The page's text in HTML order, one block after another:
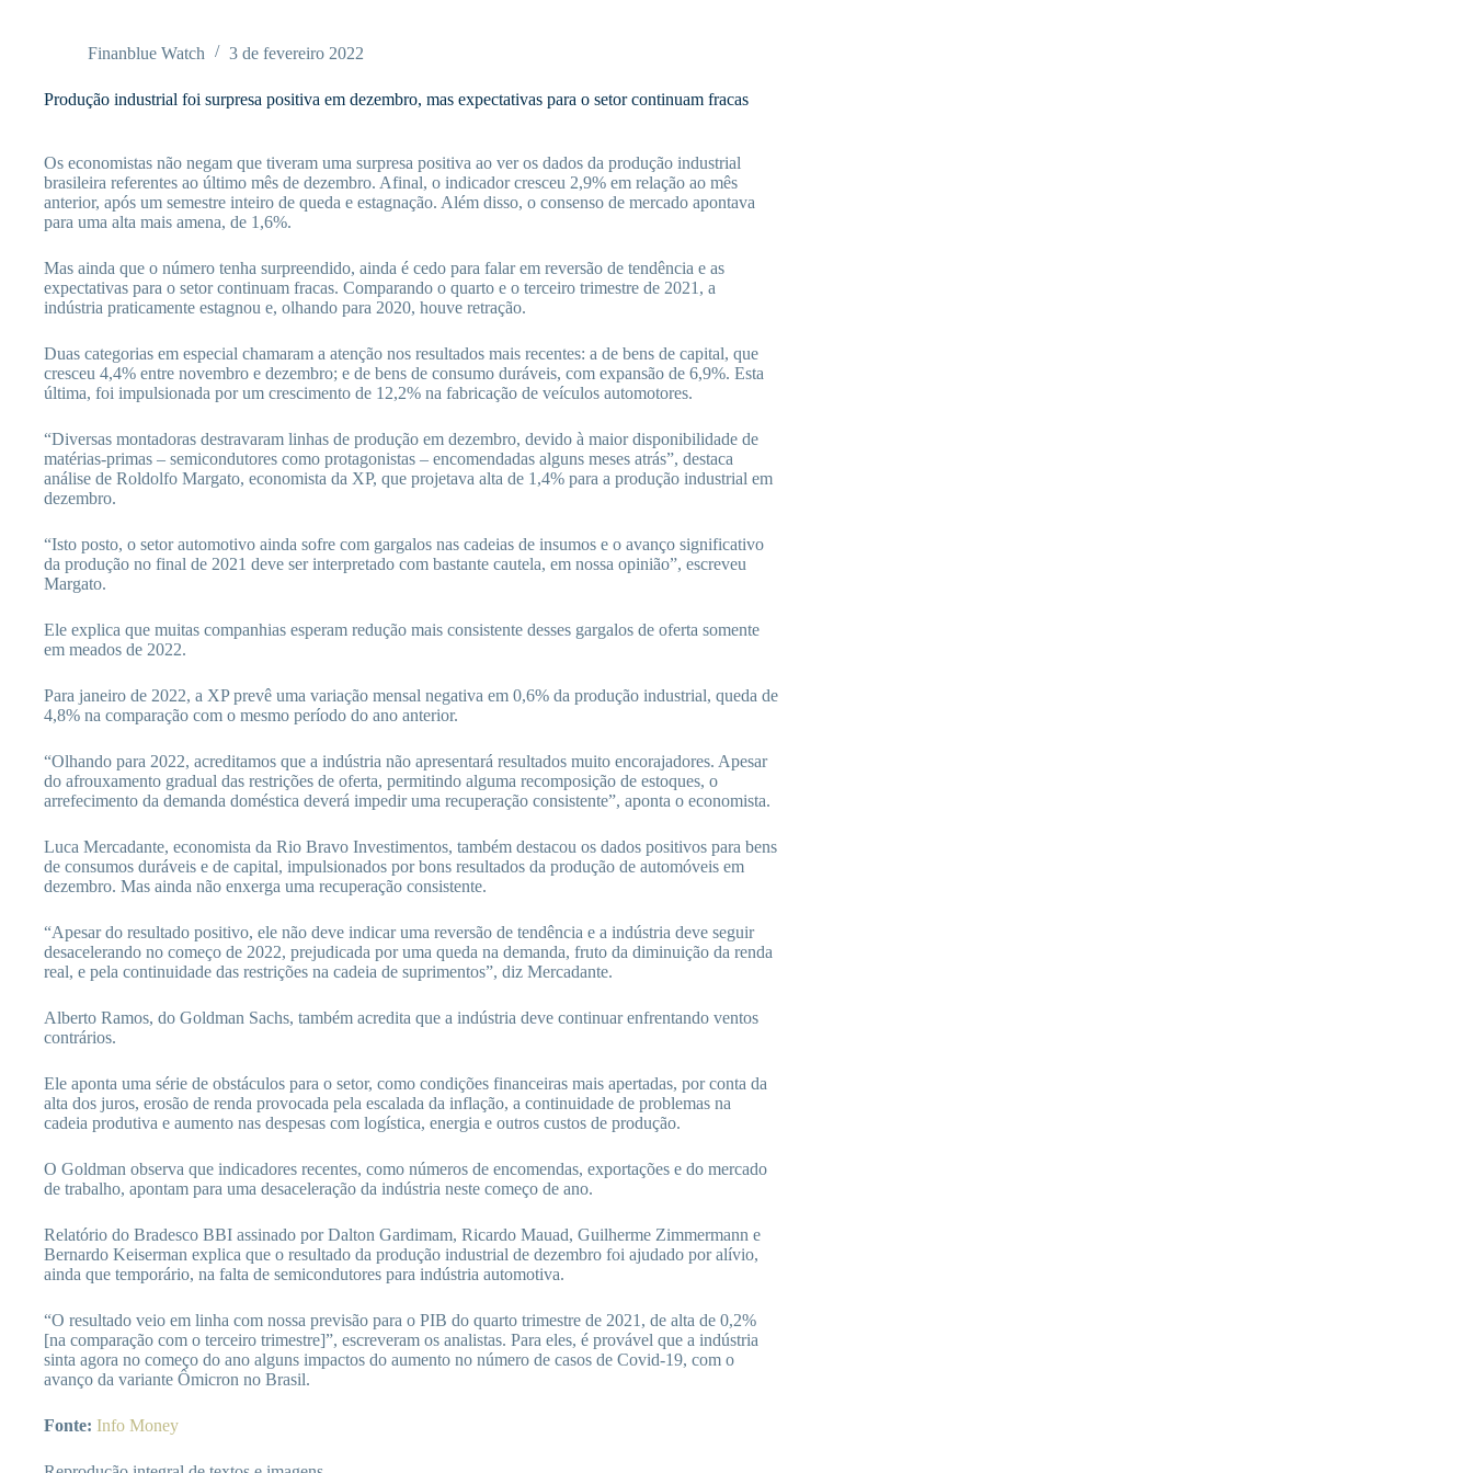
Finanblue Watch 3 de fevereiro 2022
Produção industrial foi surpresa positiva em dezembro, mas expectativas para o setor continuam fracas
Os economistas não negam que tiveram uma surpresa positiva ao ver os dados da produção industrial
brasileira referentes ao último mês de dezembro. Afinal, o indicador cresceu 2,9% em relação ao mês
anterior, após um semestre inteiro de queda e estagnação. Além disso, o consenso de mercado apontava
para uma alta mais amena, de 1,6%.
Mas ainda que o número tenha surpreendido, ainda é cedo para falar em reversão de tendência e as
expectativas para o setor continuam fracas. Comparando o quarto e o terceiro trimestre de 2021, a
indústria praticamente estagnou e, olhando para 2020, houve retração.
Duas categorias em especial chamaram a atenção nos resultados mais recentes: a de bens de capital, que
cresceu 4,4% entre novembro e dezembro; e de bens de consumo duráveis, com expansão de 6,9%. Esta
última, foi impulsionada por um crescimento de 12,2% na fabricação de veículos automotores.
“Diversas montadoras destravaram linhas de produção em dezembro, devido à maior disponibilidade de
matérias-primas – semicondutores como protagonistas – encomendadas alguns meses atrás”, destaca
análise de Roldolfo Margato, economista da XP, que projetava alta de 1,4% para a produção industrial em
dezembro.
“Isto posto, o setor automotivo ainda sofre com gargalos nas cadeias de insumos e o avanço significativo
da produção no final de 2021 deve ser interpretado com bastante cautela, em nossa opinião”, escreveu
Margato.
Ele explica que muitas companhias esperam redução mais consistente desses gargalos de oferta somente
em meados de 2022.
Para janeiro de 2022, a XP prevê uma variação mensal negativa em 0,6% da produção industrial, queda de
4,8% na comparação com o mesmo período do ano anterior.
“Olhando para 2022, acreditamos que a indústria não apresentará resultados muito encorajadores. Apesar
do afrouxamento gradual das restrições de oferta, permitindo alguma recomposição de estoques, o
arrefecimento da demanda doméstica deverá impedir uma recuperação consistente”, aponta o economista.
Luca Mercadante, economista da Rio Bravo Investimentos, também destacou os dados positivos para bens
de consumos duráveis e de capital, impulsionados por bons resultados da produção de automóveis em
dezembro. Mas ainda não enxerga uma recuperação consistente.
“Apesar do resultado positivo, ele não deve indicar uma reversão de tendência e a indústria deve seguir
desacelerando no começo de 2022, prejudicada por uma queda na demanda, fruto da diminuição da renda
real, e pela continuidade das restrições na cadeia de suprimentos”, diz Mercadante.
Alberto Ramos, do Goldman Sachs, também acredita que a indústria deve continuar enfrentando ventos
contrários.
Ele aponta uma série de obstáculos para o setor, como condições financeiras mais apertadas, por conta da
alta dos juros, erosão de renda provocada pela escalada da inflação, a continuidade de problemas na
cadeia produtiva e aumento nas despesas com logística, energia e outros custos de produção.
O Goldman observa que indicadores recentes, como números de encomendas, exportações e do mercado
de trabalho, apontam para uma desaceleração da indústria neste começo de ano.
Relatório do Bradesco BBI assinado por Dalton Gardimam, Ricardo Mauad, Guilherme Zimmermann e
Bernardo Keiserman explica que o resultado da produção industrial de dezembro foi ajudado por alívio,
ainda que temporário, na falta de semicondutores para indústria automotiva.
“O resultado veio em linha com nossa previsão para o PIB do quarto trimestre de 2021, de alta de 0,2%
[na comparação com o terceiro trimestre]”, escreveram os analistas. Para eles, é provável que a indústria
sinta agora no começo do ano alguns impactos do aumento no número de casos de Covid-19, com o
avanço da variante Ômicron no Brasil.
Fonte: Info Money